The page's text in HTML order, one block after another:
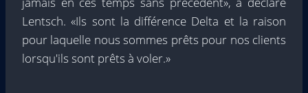
Lentsch. «Ils sont la différence Delta et la raison
pour laquelle nous sommes prêts pour nos clients
lorsqu'ils sont prêts à voler.»